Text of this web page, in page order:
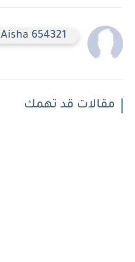
Aisha 654321
مقالات قد تهمك